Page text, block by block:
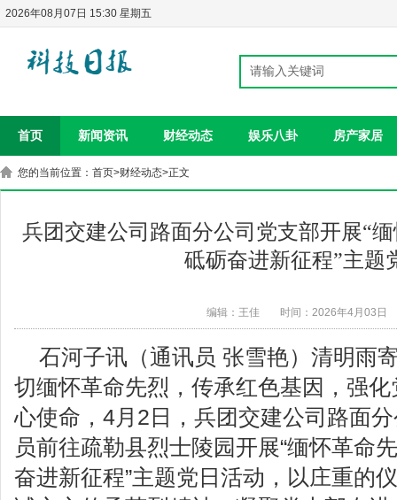
2026年08月07日 15:30 星期五
首页 新闻资讯 财经动态 娱乐八卦 房产家居
您的当前位置： 首页>财经动态>正文
兵团交建公司路面分公司党支部开展“
砥砺奋进新征程”主题
编辑：王佳 时间：2026年4月03日
石河子讯（通讯员 张雪艳）清明雨
切缅怀革命先烈，传承红色基因，强
心使命，4月2日，兵团交建公司路面
员前往疏勒县烈士陵园开展“缅怀革命
奋进新征程”主题党日活动，以庄重的